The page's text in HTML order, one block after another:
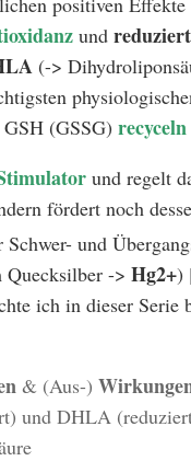
und reduziert
(->
(GSSG) recyceln
und regelt
fördert noch
Schwer- und
Quecksilber -> Hg2+)
ich in dieser
& (Aus-)
und DHLA